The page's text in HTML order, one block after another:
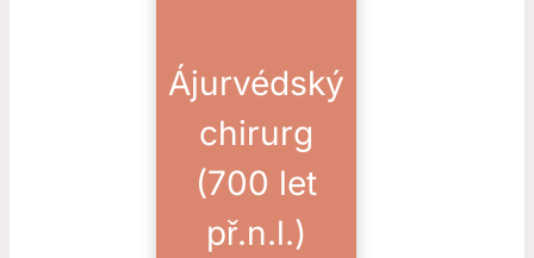
Ájurvédský
chirurg
(700 let
př.n.l.)